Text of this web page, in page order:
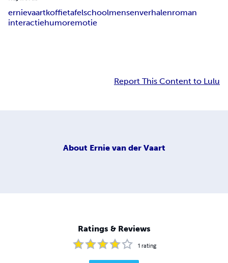
ernievaartkoffietafelschoolmensenverhalenroman
interactiehumoremotie
Report This Content to Lulu
About Ernie van der Vaart
Ratings & Reviews
1 rating